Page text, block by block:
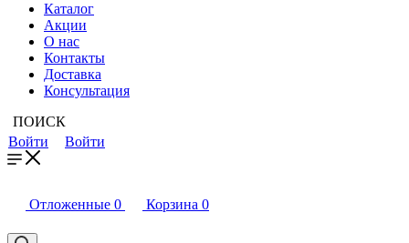
Каталог
Акции
О нас
Контакты
Доставка
Консультация
ПОИСК
Войти
Войти
Отложенные 0 Корзина 0